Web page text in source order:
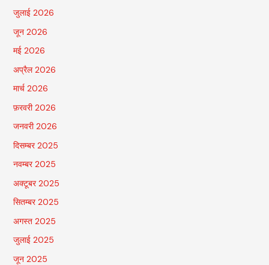
जुलाई 2026
जून 2026
मई 2026
अप्रैल 2026
मार्च 2026
फ़रवरी 2026
जनवरी 2026
दिसम्बर 2025
नवम्बर 2025
अक्टूबर 2025
सितम्बर 2025
अगस्त 2025
जुलाई 2025
जून 2025